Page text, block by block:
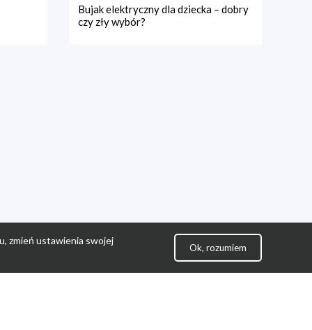
Bujak elektryczny dla dziecka – dobry
czy zły wybór?
zmień ustawienia swojej
Ok, rozumiem